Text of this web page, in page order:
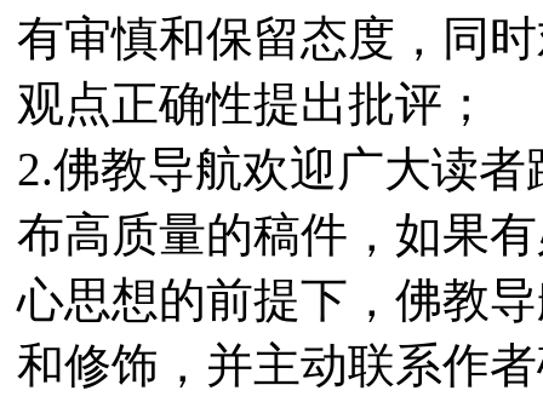
有审慎和保留态度，同
观点正确性提出批评；
2.佛教导航欢迎广大读
布高质量的稿件，如果
心思想的前提下，佛教
和修饰，并主动联系作